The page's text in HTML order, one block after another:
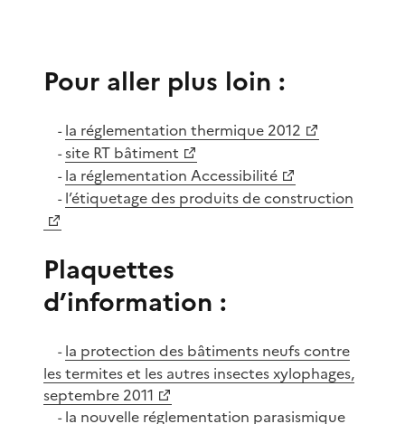
Pour aller plus loin :
- la réglementation thermique 2012
-site RT bâtiment
- la réglementation Accessibilité
- l’étiquetage des produits de construction
Plaquettes
d’information :
- la protection des bâtiments neufs contre
les termites et les autres insectes xylophages,
septembre 2011
- la nouvelle réglementation parasismique